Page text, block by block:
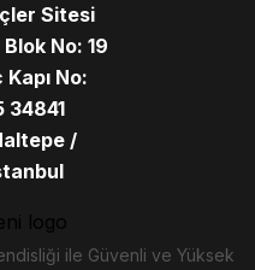
Sitesi
Blok No: 19
Kapı No:
34841
/
ile Güvenli ve Yüksek